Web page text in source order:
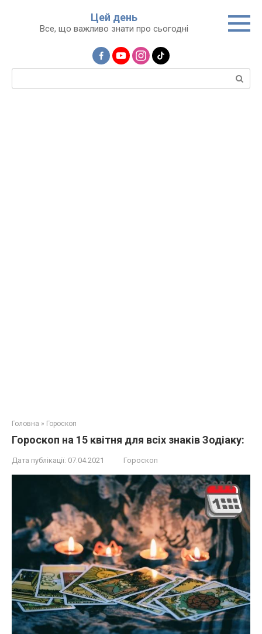
Цей день
Все, що важливо знати про сьогодні
Пошук:
Головна » Гороскоп
Гороскоп на 15 квітня для всіх знаків Зодіаку:
Дата публікації: 07.04.2021 Гороскоп